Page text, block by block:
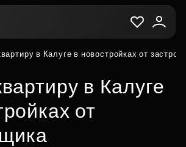
в Калуге в новостройках от
в Калуге
от